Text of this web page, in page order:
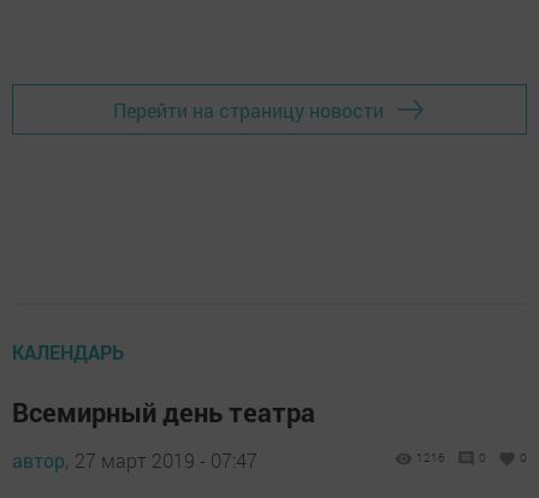
Перейти на страницу новости
КАЛЕНДАРЬ
Всемирный день театра
автор, 27 март 2019 - 07:47 1216 0 0